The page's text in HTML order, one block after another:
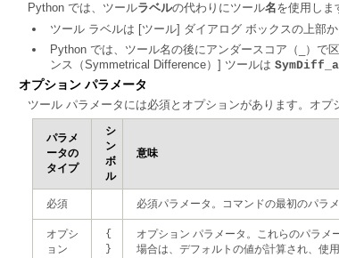
ルボックス
Python では、ツールラベルの代わりにツール名を使用しま
ツール ラベルは [ツール] ダイアログ ボックスの上部か
Python では、ツール名の後にアンダースコア（_）で
ンス（Symmetrical Difference）] ツールは
オプション パラメータ
ツール パラメータには必須とオプションがあります。オプ
タイプ
ル
意味
必須 必須パラメータ。コマンドの最初のパラ
ョン } 場合は、デフォルトの値が計算され、使